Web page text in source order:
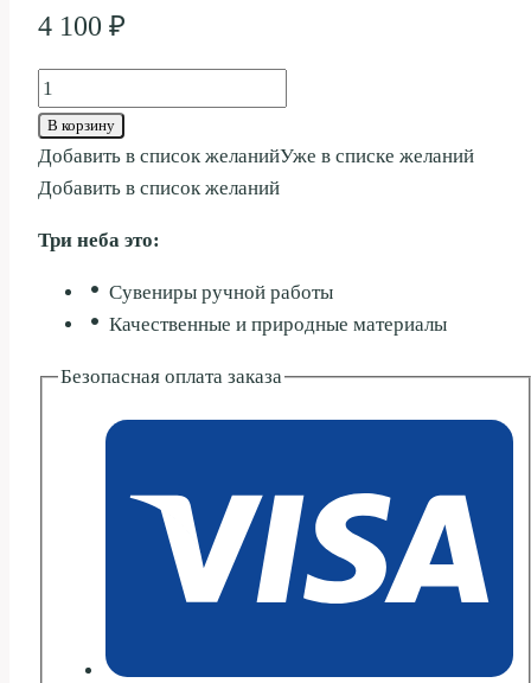
4 100 ₽
Количество
товара
МЕДВЕДЬ
СТОИТ
В корзину
Добавить в список желанийУже в списке желаний
Добавить в список желаний
Три неба это:
Сувениры ручной работы
Качественные и природные материалы
Безопасная оплата заказа